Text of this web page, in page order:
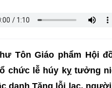
Tôn Giáo phẩm Hội
chức lễ húy kỵ tưởng
danh Tăng lỗi lạc,